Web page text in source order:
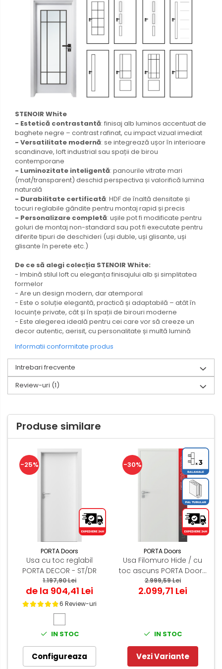
STENOIR White
- Estetică contrastantă: finisaj alb luminos accentuat de
baghete negre – contrast rafinat, cu impact vizual imediat
- Versatilitate modernă: se integrează ușor în interioare
scandinave, loft industrial sau spații de birou
contemporane
- Luminozitate inteligentă: panourile vitrate mari
(mat/transparent) deschid perspectiva și valorifică lumina
naturală
- Durabilitate certificată: HDF de înaltă densitate și
tocuri reglabile gândite pentru montaj rapid și precis
- Personalizare completă: ușile pot fi modificate pentru
goluri de montaj non-standard sau pot fi executate pentru
diferite tipuri de deschideri (uși duble, uși glisante, uși
glisante în perete etc.)
De ce să alegi colecția STENOIR White:
- Imbină stilul loft cu eleganța finisajului alb și simplitatea
formelor
- Are un design modern, dar atemporal
- Este o soluție elegantă, practică și adaptabilă – atât în
locuințe private, cât și în spații de birouri moderne
- Este alegerea ideală pentru cei care vor să creeze un
decor autentic, aerisit, cu personalitate și multă lumină
Informatii conformitate produs
Intrebari frecvente
Review-uri (1)
Produse similare
-25%
PORTA Doors
Usa cu toc reglabil
PORTA DECOR - ST/DR
1.197,90 Lei
de la 904,41 Lei
6 Review-uri
IN STOC
Configureaza
-30%
PORTA Doors
Usa Filomuro Hide / cu
toc ascuns PORTA Doors
Alb - miez PAL Tubular
2.999,59 Lei
2.099,71 Lei
IN STOC
Vezi Variante